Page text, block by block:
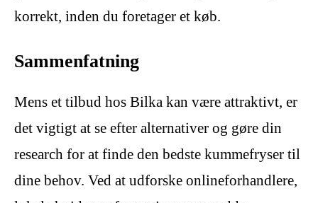
korrekt, inden du foretager et køb.
Sammenfatning
Mens et tilbud hos Bilka kan være attraktivt, er
det vigtigt at se efter alternativer og gøre din
research for at finde den bedste kummefryser til
dine behov. Ved at udforske onlineforhandlere,